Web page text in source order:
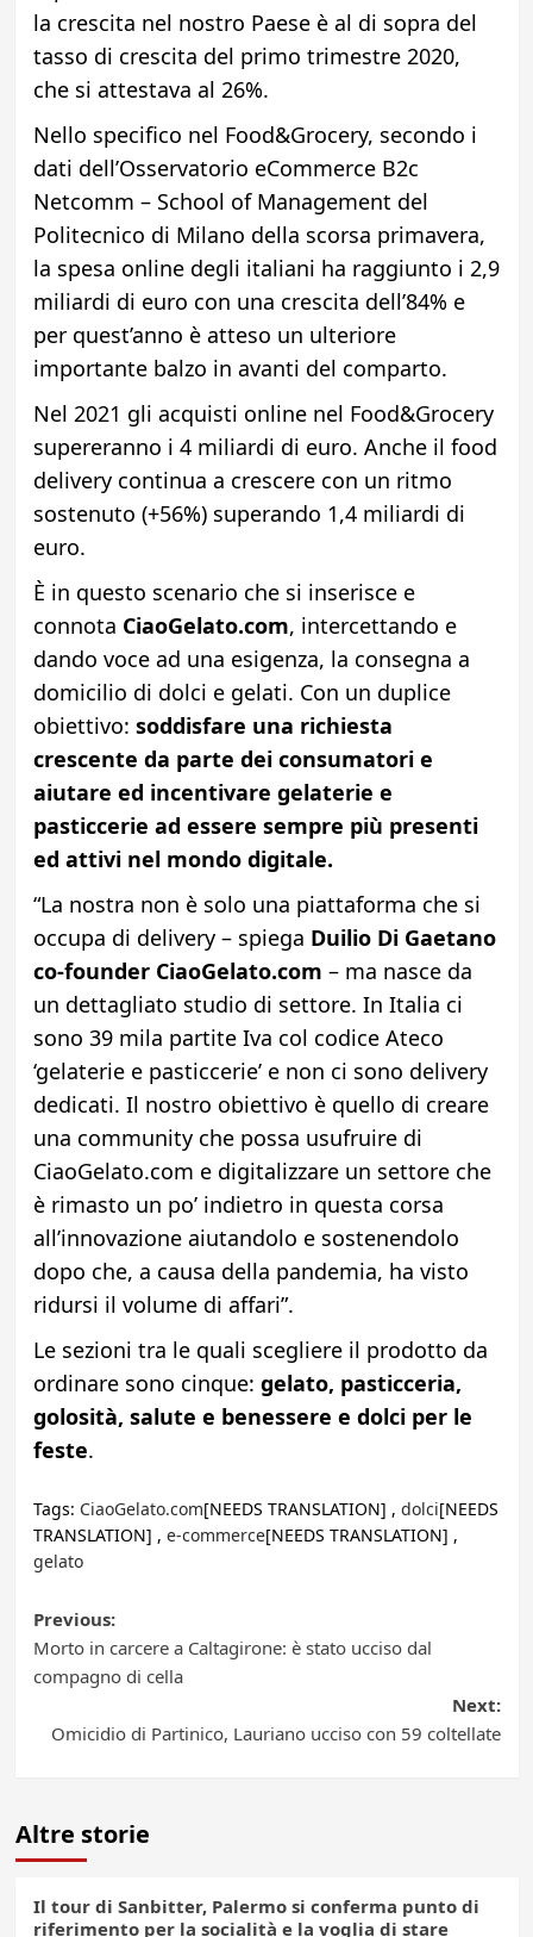
la crescita nel nostro Paese è al di sopra del
tasso di crescita del primo trimestre 2020,
che si attestava al 26%.
Nello specifico nel Food&Grocery, secondo i
dati dell’Osservatorio eCommerce B2c
Netcomm – School of Management del
Politecnico di Milano della scorsa primavera,
la spesa online degli italiani ha raggiunto i 2,9
miliardi di euro con una crescita dell’84% e
per quest’anno è atteso un ulteriore
importante balzo in avanti del comparto.
Nel 2021 gli acquisti online nel Food&Grocery
supereranno i 4 miliardi di euro. Anche il food
delivery continua a crescere con un ritmo
sostenuto (+56%) superando 1,4 miliardi di
euro.
È in questo scenario che si inserisce e
connota CiaoGelato.com, intercettando e
dando voce ad una esigenza, la consegna a
domicilio di dolci e gelati. Con un duplice
obiettivo: soddisfare una richiesta
crescente da parte dei consumatori e
aiutare ed incentivare gelaterie e
pasticcerie ad essere sempre più presenti
ed attivi nel mondo digitale.
“La nostra non è solo una piattaforma che si
occupa di delivery – spiega Duilio Di Gaetano
co-founder CiaoGelato.com – ma nasce da
un dettagliato studio di settore. In Italia ci
sono 39 mila partite Iva col codice Ateco
‘gelaterie e pasticcerie’ e non ci sono delivery
dedicati. Il nostro obiettivo è quello di creare
una community che possa usufruire di
CiaoGelato.com e digitalizzare un settore che
è rimasto un po’ indietro in questa corsa
all’innovazione aiutandolo e sostenendolo
dopo che, a causa della pandemia, ha visto
ridursi il volume di affari”.
Le sezioni tra le quali scegliere il prodotto da
ordinare sono cinque: gelato, pasticceria,
golosità, salute e benessere e dolci per le
feste.
Tags: CiaoGelato.com[NEEDS TRANSLATION] , dolci[NEEDS
TRANSLATION] , e-commerce[NEEDS TRANSLATION] ,
gelato
Post
navigation
Previous:
Morto in carcere a Caltagirone: è stato ucciso dal
compagno di cella
Next:
Omicidio di Partinico, Lauriano ucciso con 59 coltellate
Altre storie
Il tour di Sanbitter, Palermo si conferma punto di
riferimento per la socialità e la voglia di stare